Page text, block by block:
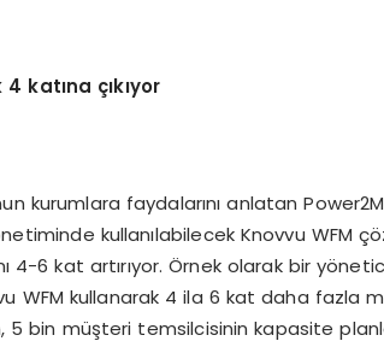
katına çıkıyor
kurumlara faydalarını anlatan
kullanılabilecek Knovvu WFM
4-6 kat artırıyor. Örnek olarak bir
WFM kullanarak 4 ila 6 kat daha fazla
5 bin müşteri temsilcisinin kapasite